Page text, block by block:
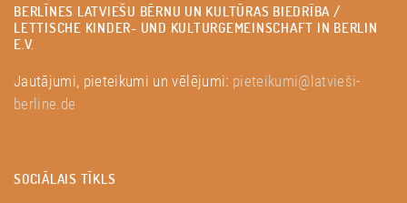
BERLĪNES LATVIEŠU BĒRNU UN KULTŪRAS BIEDRĪBA /
LETTISCHE KINDER- UND KULTURGEMEINSCHAFT IN BERLIN
E.V.
Jautājumi, pieteikumi un vēlējumi: pieteikumi@latvieši-
berline.de
SOCIĀLAIS TĪKLS